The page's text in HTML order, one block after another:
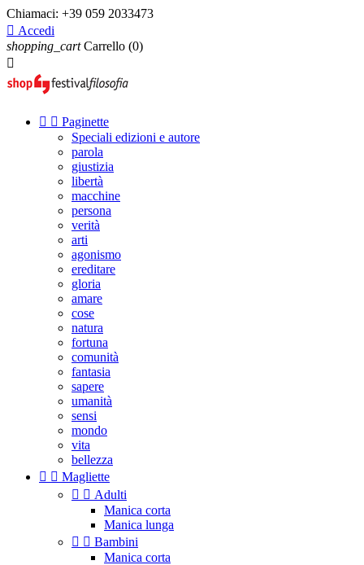
Chiamaci: +39 059 2033473
 Accedi
shopping_cart Carrello (0)

  Paginette
Speciali edizioni e autore
parola
giustizia
libertà
macchine
persona
verità
arti
agonismo
ereditare
gloria
amare
cose
natura
fortuna
comunità
fantasia
sapere
umanità
sensi
mondo
vita
bellezza
  Magliette
  Adulti
Manica corta
Manica lunga
  Bambini
Manica corta